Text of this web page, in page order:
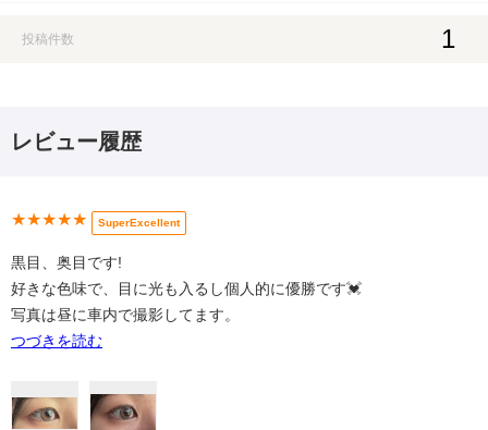
投稿件数 1
レビュー履歴
★★★★★ SuperExcellent
黒目、奥目です!
好きな色味で、目に光も入るし個人的に優勝です💓
写真は昼に車内で撮影してます。
つづきを読む